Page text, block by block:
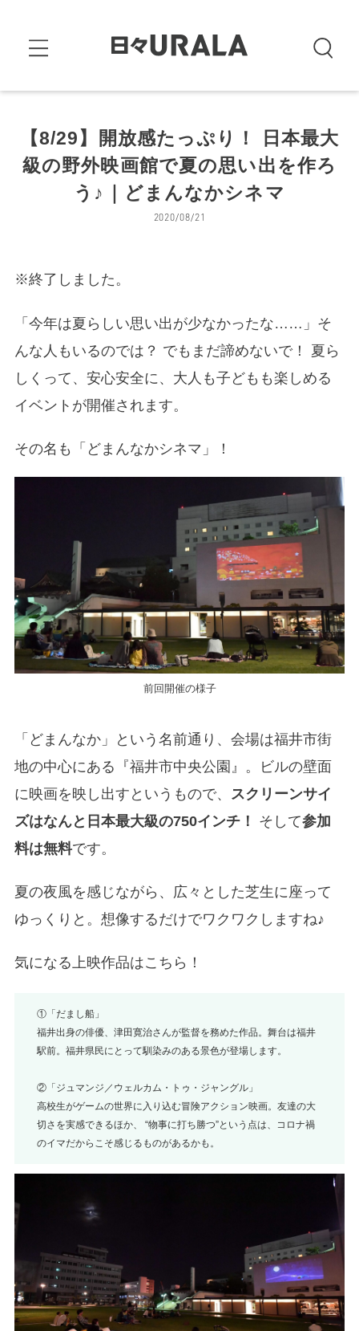
【8/29】開放感たっぷり！ 日本最大
級の野外映画館で夏の思い出を作ろ
う♪｜どまんなかシネマ
2020/08/21
※終了しました。
「今年は夏らしい思い出が少なかったな……」そ
んな人もいるのでは？ でもまだ諦めないで！ 夏ら
しくって、安心安全に、大人も子どもも楽しめる
イベントが開催されます。
その名も「どまんなかシネマ」！
前回開催の様子
「どまんなか」という名前通り、会場は福井市街
地の中心にある『福井市中央公園』。ビルの壁面
に映画を映し出すというもので、
スクリーンサイ
ズはなんと日本最大級の750インチ！
そして参加
料は無料です。
夏の夜風を感じながら、広々とした芝生に座って
ゆっくりと。想像するだけでワクワクしますね♪
気になる上映作品はこちら！
①「だまし船」
福井出身の俳優、津田寛治さんが監督を務めた作品。舞台は福井
駅前。福井県民にとって馴染みのある景色が登場します。
②「ジュマンジ／ウェルカム・トゥ・ジャングル」
高校生がゲームの世界に入り込む冒険アクション映画。友達の大
切さを実感できるほか、 “物事に打ち勝つ”という点は、コロナ禍
のイマだからこそ感じるものがあるかも。